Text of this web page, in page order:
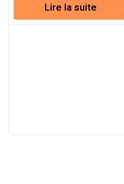
Lire la suite